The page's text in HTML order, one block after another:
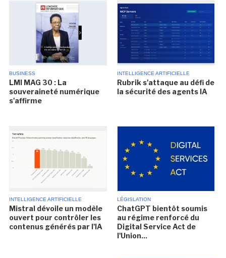
BUSINESS
LMI MAG 30 : La
souveraineté numérique
s'affirme
INTELLIGENCE ARTIFICIELLE
Rubrik s'attaque au défi de
la sécurité des agents IA
INTELLIGENCE ARTIFICIELLE
Mistral dévoile un modèle
ouvert pour contrôler les
contenus générés par l'IA
LÉGISLATION
ChatGPT bientôt soumis
au régime renforcé du
Digital Service Act de
l'Union...